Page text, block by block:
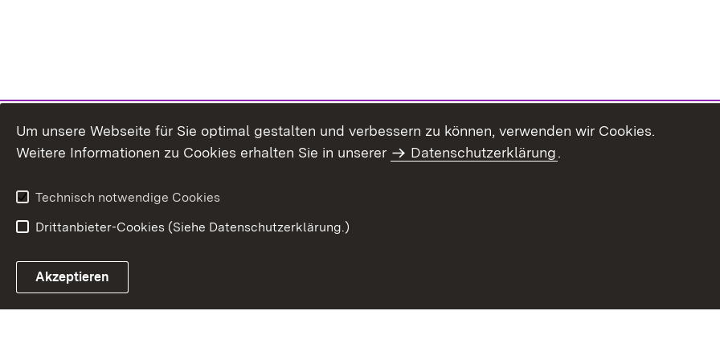
Um unsere Webseite für Sie optimal gestalten und verbessern zu können, verwenden wir Cookies.
Weitere Informationen zu Cookies erhalten Sie in unserer
Datenschutzerklärung.
Technisch notwendige Cookies
Drittanbieter-Cookies (Siehe Datenschutzerklärung.)
Akzeptieren